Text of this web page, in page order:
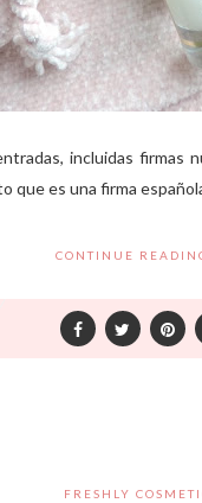
incluidas firmas
que es una firma
CONTINUE
FRESHLY